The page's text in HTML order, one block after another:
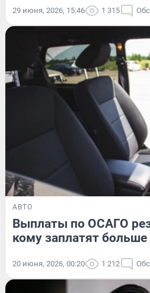
29 июня, 2026, 15:46 1 315
АВТО
Выплаты по ОСАГО
кому заплатят
20 июня, 2026, 00:20 1 212